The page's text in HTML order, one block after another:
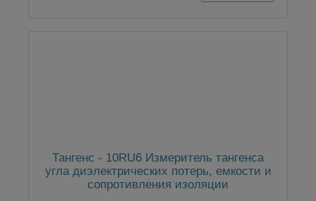
Тангенс - 10RU6 Измеритель тангенса
угла диэлектрических потерь, емкости и
сопротивления изоляции